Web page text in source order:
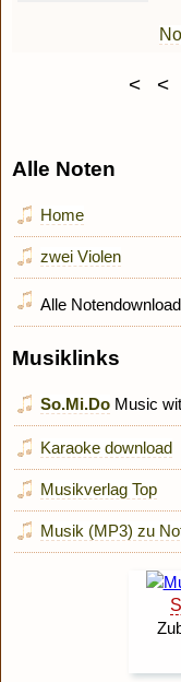
< <
Alle Noten
Home
zwei Violen
Alle
Musiklinks
So.Mi.Do Music
Karaoke download
Musikverlag Top
Musik (MP3) zu